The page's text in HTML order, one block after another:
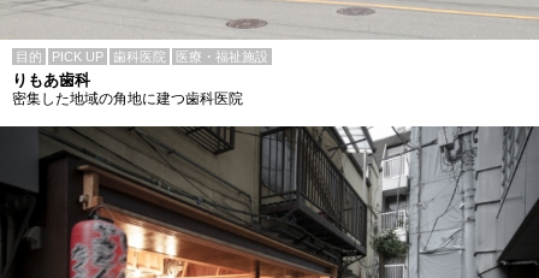
目的 PICK UP 歯科医院 医療・福祉施設
りもあ歯科
密集した地域の角地に建つ歯科医院